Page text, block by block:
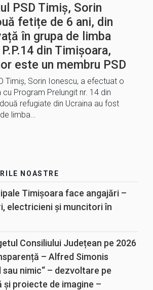
PSD Timiș, Sorin
fetițe de 6 ani, din
în grupa de limba
din Timișoara,
este un membru PSD
Timiș, Sorin Ionescu, a efectuat o
Program Prelungit nr. 14 din
refugiate din Ucraina au fost
limba…
NOASTRE
Timișoara face angajări –
electricieni și muncitori în
Consiliului Județean pe 2026
– Alfred Simonis
nimic“ – dezvoltare pe
și proiecte de imagine –